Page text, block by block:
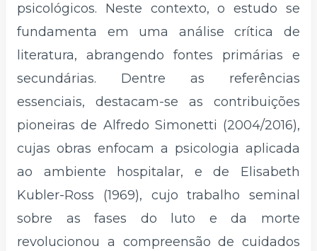
psicológicos. Neste contexto, o estudo se
fundamenta em uma análise crítica de
literatura, abrangendo fontes primárias e
secundárias. Dentre as referências
essenciais, destacam-se as contribuições
pioneiras de Alfredo Simonetti (2004/2016),
cujas obras enfocam a psicologia aplicada
ao ambiente hospitalar, e de Elisabeth
Kubler-Ross (1969), cujo trabalho seminal
sobre as fases do luto e da morte
revolucionou a compreensão de cuidados